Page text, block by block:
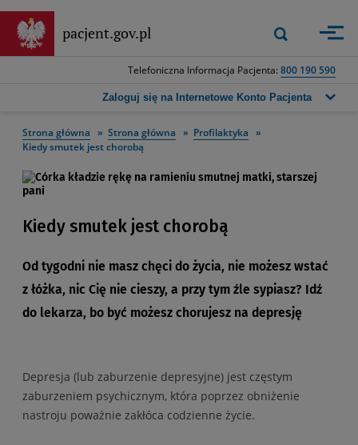
głównej
treści
pacjent.gov.pl
górna
Wpisz
frazę,
którą
wyszukać,
następnie
wyszukiwania
lub
Enter.
Zastosuj
Telefoniczna Informacja Pacjenta: 800 190 590
Zaloguj się na Internetowe Konto Pacjenta
Strona główna Strona główna
Profilaktyka
Kiedy smutek jest chorobą
Kiedy smutek jest chorobą
Od tygodni nie masz chęci do życia, nie możesz wstać
z łóżka, nic Cię nie cieszy, a przy tym źle sypiasz? Idź
do lekarza, bo być możesz chorujesz na depresję
Depresja (lub zaburzenie depresyjne) jest częstym
zaburzeniem psychicznym, która poprzez obniżenie
nastroju poważnie zakłóca codzienne życie.